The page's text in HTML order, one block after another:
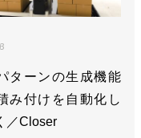
ターンの生成機能
み付けを自動化し
／Closer